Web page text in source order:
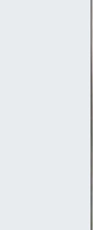
Kadın
Kültür